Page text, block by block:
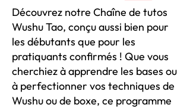
Découvrez notre Chaîne de tutos
Wushu Tao, conçu aussi bien pour
les débutants que pour les
pratiquants confirmés ! Que vous
cherchiez à apprendre les bases ou
à perfectionner vos techniques de
Wushu ou de boxe, ce programme